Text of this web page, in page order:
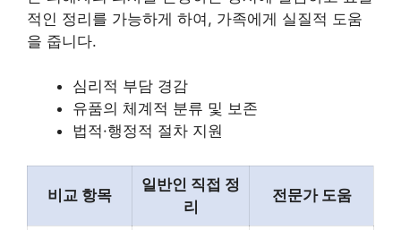
적인 정리를 가능하게 하여, 가족에게 실질적 도움
을 줍니다.
심리적 부담 경감
유품의 체계적 분류 및 보존
법적·행정적 절차 지원
비교 항목
일반인 직접 정
리
전문가 도움